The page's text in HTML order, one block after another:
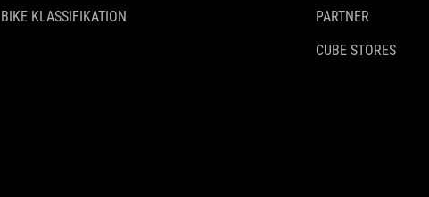
BIKE KLASSIFIKATION
PARTNER
CUBE STORES